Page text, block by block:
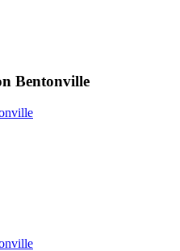
Bentonville